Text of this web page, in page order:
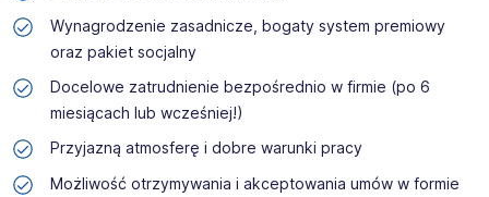
Wynagrodzenie zasadnicze, bogaty system premiowy
oraz pakiet socjalny
Docelowe zatrudnienie bezpośrednio w firmie (po 6
miesiącach lub wcześniej!)
Przyjazną atmosferę i dobre warunki pracy
Możliwość otrzymywania i akceptowania umów w formie